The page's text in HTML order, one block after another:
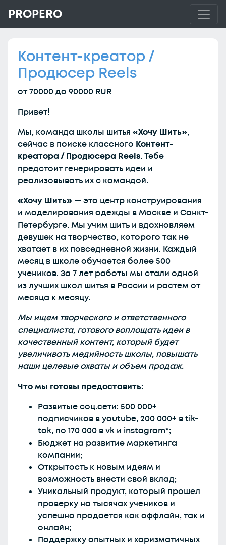
PROPERO
Контент-креатор /
Продюсер Reels
от 70000 до 90000 RUR
Привет!
Мы, команда школы шитья «Хочу Шить»,
сейчас в поиске классного Контент-
креатора / Продюсера Reels. Тебе
предстоит генерировать идеи и
реализовывать их с командой.
«Хочу Шить» — это центр конструирования
и моделирования одежды в Москве и Санкт-
Петербурге. Мы учим шить и вдохновляем
девушек на творчество, которого так не
хватает в их повседневной жизни. Каждый
месяц в школе обучается более 500
учеников. За 7 лет работы мы стали одной
из лучших школ шитья в России и растем от
месяца к месяцу.
Мы ищем творческого и ответственного
специалиста, готового воплощать идеи в
качественный контент, который будет
увеличивать медийность школы, повышать
наши целевые охваты и объем продаж.
Что мы готовы предоставить:
Развитые соц.сети: 500 000+
подписчиков в youtube, 200 000+ в tik-
tok, по 170 000 в vk и instagram*;
Бюджет на развитие маркетинга
компании;
Открытость к новым идеям и
возможность внести свой вклад;
Уникальный продукт, который прошел
проверку на тысячах учеников и
успешно продается как оффлайн, так и
онлайн;
Поддержку опытных и харизматичных